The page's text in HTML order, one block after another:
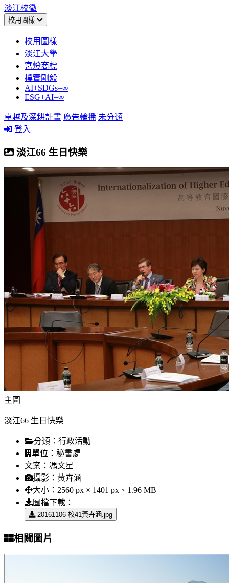
淡江校徽
校用圖樣
校用圖樣
淡江大學
宮燈商標
樸實剛毅
AI+SDGs=∞
ESG+AI=∞
卓越及深耕計畫 廣告輪播 未分類
登入
淡江66 生日快樂
主圖
淡江66 生日快樂
分類： 行政活動
單位： 秘書處
文案： 馮文星
攝影： 黃卉涵
大小： 2560 px × 1401 px、1.96 MB
圖檔下載：
20161106-校41黃卉涵.jpg
相關圖片